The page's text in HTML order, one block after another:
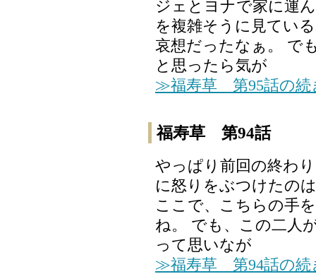
ジェとヨナで家に運
を複雑そうに見てい
哀想だったなぁ。 で
と思ったら気が
≫福寿草 第95話の続
福寿草 第94話
やっぱり前回の終わ
に怒りをぶつけたの
ここで、こちらの手
ね。 でも、この二人
って思いなが
≫福寿草 第94話の続